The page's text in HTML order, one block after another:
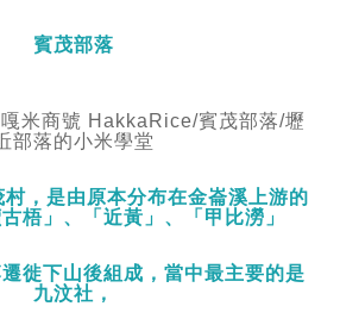
賓茂部落
，是由原本分布在金崙溪上游的
古梧」、「近黃」、「甲比澇」
徙下山後組成，當中最主要的是
九汶社，